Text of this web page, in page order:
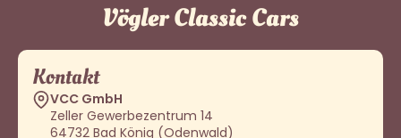
Vögler Classic Cars
Kontakt
VCC GmbH
Zeller Gewerbezentrum 14
64732 Bad König (Odenwald)